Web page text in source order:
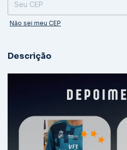
Não sei meu CEP
Descrição